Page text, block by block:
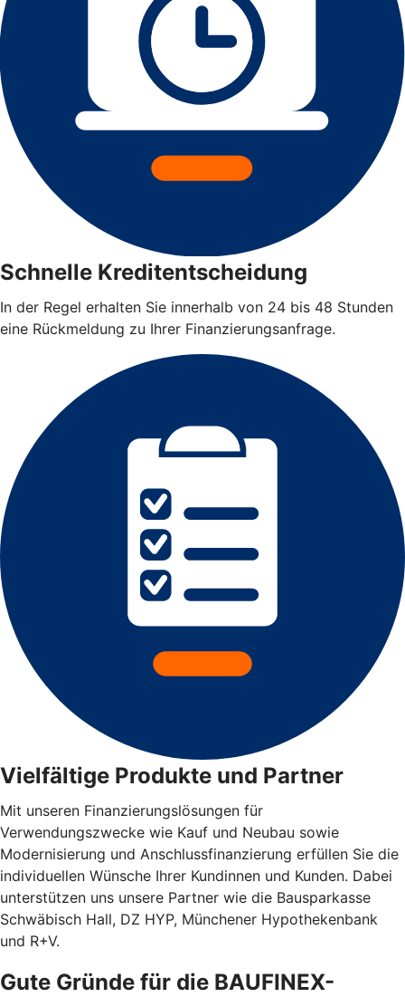
Schnelle Kreditentscheidung
In der Regel erhalten Sie innerhalb von 24 bis 48 Stunden
eine Rückmeldung zu Ihrer Finanzierungsanfrage.
Vielfältige Produkte und Partner
Mit unseren Finanzierungslösungen für
Verwendungszwecke wie Kauf und Neubau sowie
Modernisierung und Anschlussfinanzierung erfüllen Sie die
individuellen Wünsche Ihrer Kundinnen und Kunden. Dabei
unterstützen uns unsere Partner wie die Bausparkasse
Schwäbisch Hall, DZ HYP, Münchener Hypothekenbank
und R+V.
Gute Gründe für die BAUFINEX-